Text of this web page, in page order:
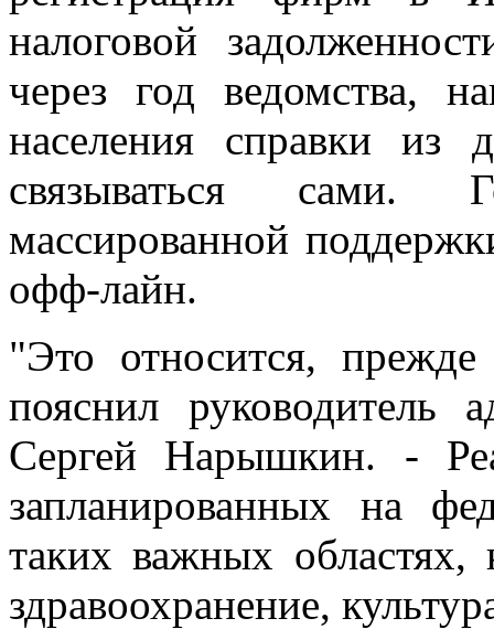
налоговой
через год ведомства,
населения справки из
связываться сами.
массированной
офф-лайн.
"Это относится,
пояснил руководитель
Сергей Нарышкин. -
запланированных на
таких важных областях,
здравоохранение,